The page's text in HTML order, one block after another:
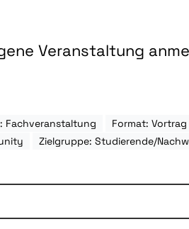
Veranstaltung
Fachveranstaltung Format: Vortrag
Zielgruppe: Studierende/